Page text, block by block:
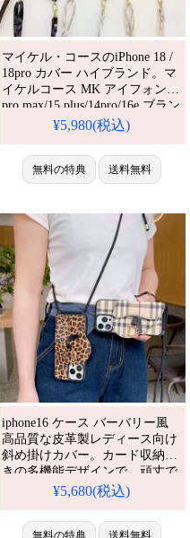
マイケル・コースのiPhone 18 /
18pro カバー ハイブランド。マ
イケルコース MK アイフォン16
pro max/15 plus/14pro/16e ブラン
ドケース ハイブランド
ースカバー アイフォン
15/14/13pro/12/16+ケース ブラ
ンド 手触り良い アップル
バー
¥5,980(税込)
無料の特典 送料無料
iphone16 ケース バーバリー風
高品質な皮革製レディース向け
斜め掛けカバー。カード収納付
きの多機能デザインで、頑丈で
普段使いにも便利、クラシック
チェック柄がおしゃれです。ア
イフォン16/16 pro/16pro max/16
¥5,680(税込)
無料の特典 送料無料